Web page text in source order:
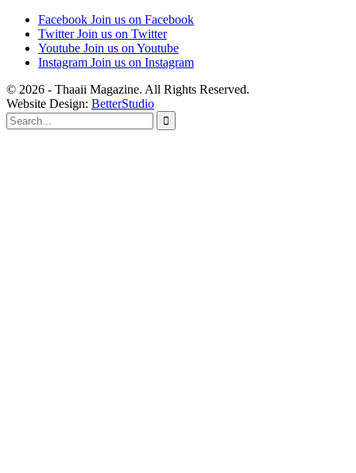
Facebook Join us on Facebook
Twitter Join us on Twitter
Youtube Join us on Youtube
Instagram Join us on Instagram
© 2026 - Thaaii Magazine. All Rights Reserved.
Website Design: BetterStudio